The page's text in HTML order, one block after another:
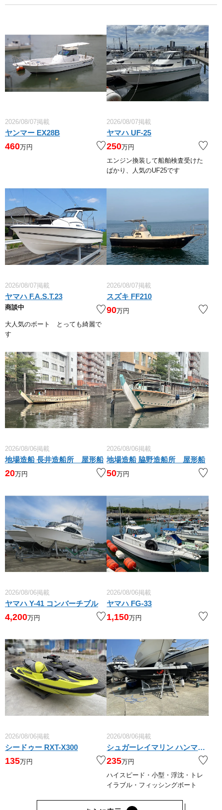
2026/08/07掲載
ヤンマー EX28B
460万円
2026/08/07掲載
ヤマハ UF-25
250万円
エンジン換装して船舶検査受けた
ばかり、人気のUF25です
2026/08/07掲載
ヤマハ F.A.S.T.23
商談中
大人気のボート とっても綺麗で
す
2026/08/07掲載
スズキ FF210
90万円
2026/08/06掲載
地場造船 長井造船所 屋形船
20万円
2026/08/06掲載
地場造船 脇野造船所 屋形船
50万円
2026/08/06掲載
ヤマハ Y-41 コンバーチブル
4,200万円
2026/08/06掲載
ヤマハ FG-33
1,150万円
2026/08/06掲載
シードゥー RXT-X300
135万円
2026/08/06掲載
シュガーレイマリン ハンマーヘッド １４０
235万円
ハイスピード・小型・浮沈・トレ
イラブル・フィッシングボート